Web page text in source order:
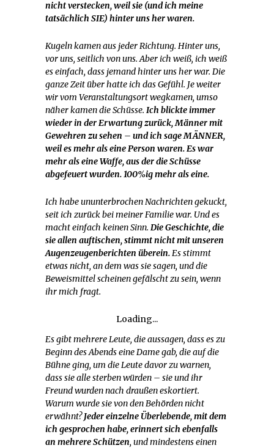
nicht verstecken, weil sie (und ich meine
tatsächlich SIE) hinter uns her waren.
Kugeln kamen aus jeder Richtung. Hinter uns,
vor uns, seitlich von uns. Aber ich weiß, ich weiß
es einfach, dass jemand hinter uns her war. Die
ganze Zeit über hatte ich das Gefühl. Je weiter
wir vom Veranstaltungsort wegkamen, umso
näher kamen die Schüsse. Ich blickte immer
wieder in der Erwartung zurück, Männer mit
Gewehren zu sehen – und ich sage MÄNNER,
weil es mehr als eine Person waren. Es war
mehr als eine Waffe, aus der die Schüsse
abgefeuert wurden. 100%ig mehr als eine.
Ich habe ununterbrochen Nachrichten gekuckt,
seit ich zurück bei meiner Familie war. Und es
macht einfach keinen Sinn. Die Geschichte, die
sie allen auftischen, stimmt nicht mit unseren
Augenzeugenberichten überein.Es stimmt
etwas nicht, an dem was sie sagen, und die
Beweismittel scheinen gefälscht zu sein, wenn
ihr mich fragt.
Loading...
Es gibt mehrere Leute, die aussagen, dass es zu
Beginn des Abends eine Dame gab, die auf die
Bühne ging, um die Leute davor zu warnen,
dass sie alle sterben würden – sie und ihr
Freund wurden nach draußen eskortiert.
Warum wurde sie von den Behörden nicht
erwähnt?Jeder einzelne Überlebende, mit dem
ich gesprochen habe, erinnert sich ebenfalls
an mehrere Schützen, und mindestens einen